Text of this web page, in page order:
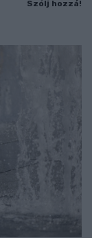
Szólj hozzá!